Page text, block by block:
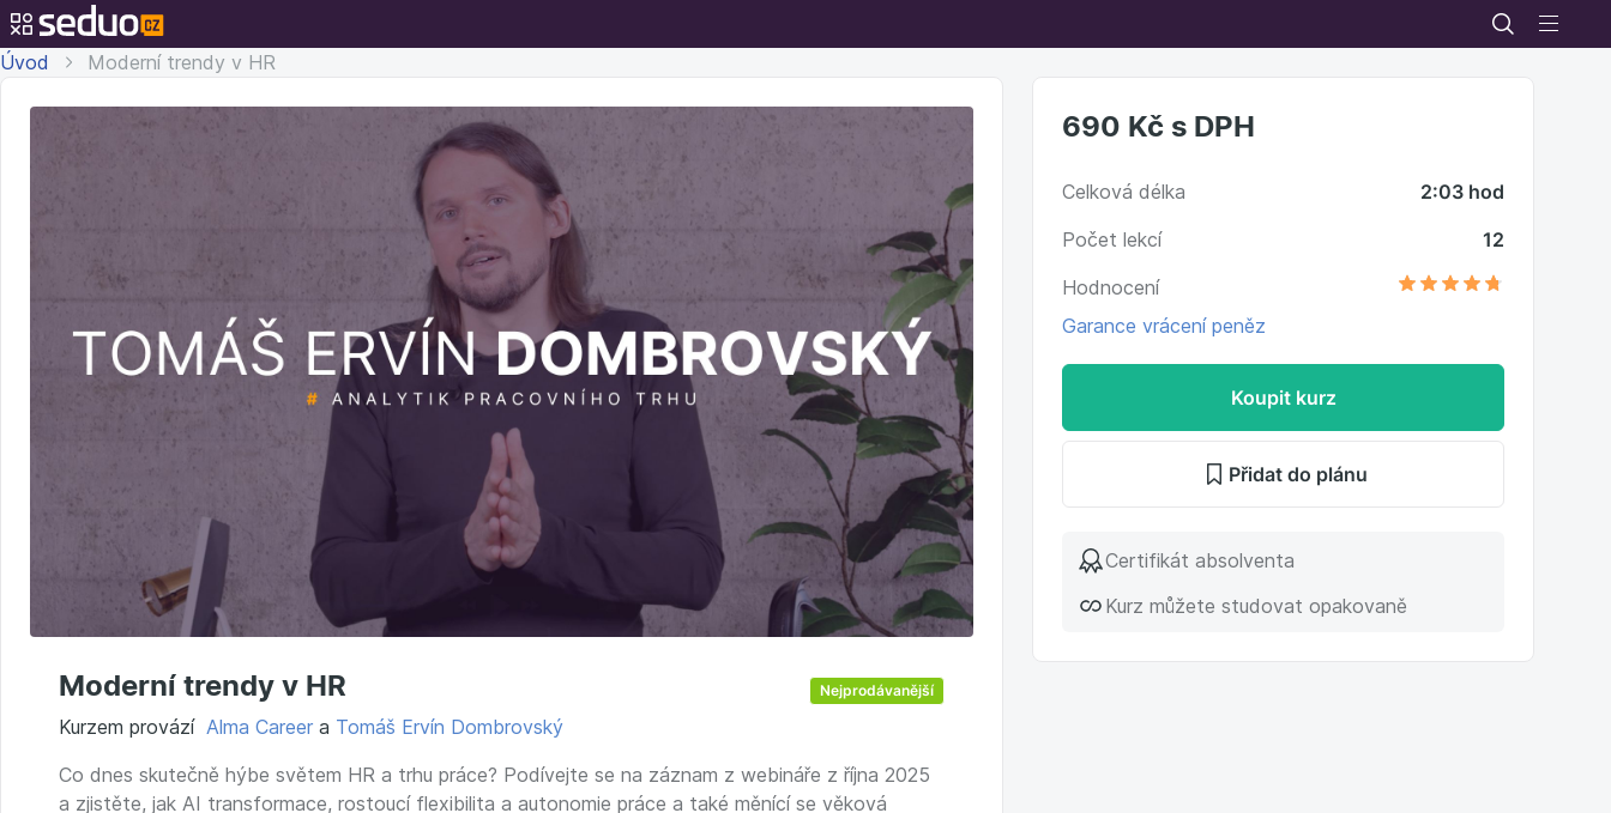
Úvod Moderní trendy v HR
Moderní trendy v HR Nejprodávanější
Kurzem provází Alma Career a Tomáš Ervín Dombrovský
Co dnes skutečně hýbe světem HR a trhu práce? Podívejte se na záznam z webináře z října 2025
a zjistěte, jak AI transformace, rostoucí flexibilita a autonomie práce a také měnící se věková
690 Kč s DPH
Celková délka
2:03 hod
Počet lekcí
12
Hodnocení
Garance vrácení peněz
Koupit kurz
Přidat do plánu
Certifikát absolventa
Kurz můžete studovat opakovaně